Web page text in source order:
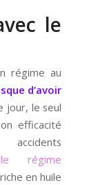
le
régime au
d’avoir
jour, le seul
efficacité
régime
en huile